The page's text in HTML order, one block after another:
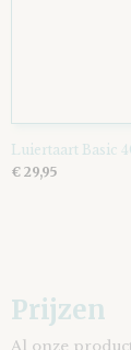
Luiertaart Basic
€ 29,95
Prijzen
Al onze